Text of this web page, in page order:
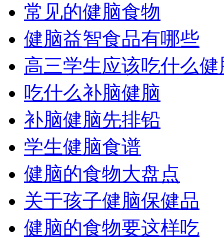
常见的健脑食物
健脑益智食品有哪些
高三学生应该吃什么健
吃什么补脑健脑
补脑健脑先排铅
学生健脑食谱
健脑的食物大盘点
关于孩子健脑保健品
健脑的食物要这样吃